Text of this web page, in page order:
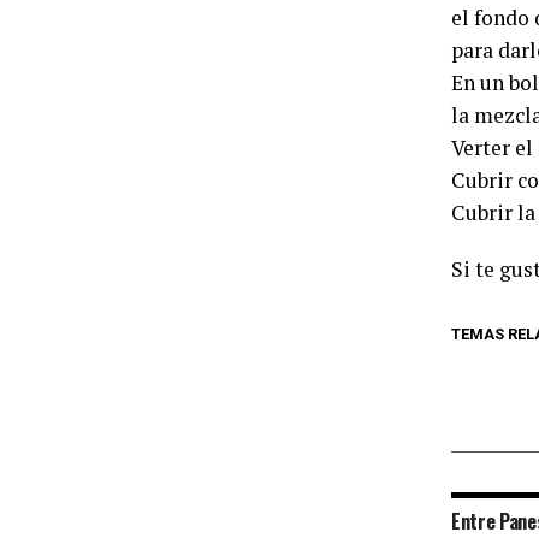
el fondo
para
En un
la
Verter el
Cubrir
Cubrir
Si te
TEMAS
Entre